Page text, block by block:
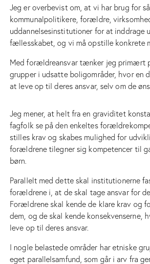
Jeg er overbevist om, at vi har brug for
kommunalpolitikere, forældre,
uddannelsesinstitutioner for at inddrage
fællesskabet, og vi må opstille konkrete
Med forældreansvar tænker jeg primært
grupper i udsatte boligområder, hvor en
at leve op til deres ansvar, selv om de
Jeg mener, at helt fra en graviditet
fagfolk se på den enkeltes
stilles krav og skabes mulighed for
forældrene tilegner sig kompetencer til
børn.
Parallelt med dette skal institutionerne
forældrene i, at de skal tage ansvar for
Forældrene skal kende de klare krav og
dem, og de skal kende konsekvenserne,
leve op til deres ansvar.
I nogle belastede områder har etniske
eget parallelsamfund, som går i arv fra